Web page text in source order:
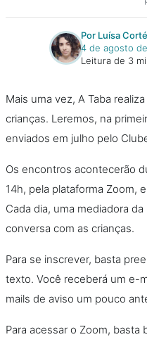
Por Luísa
4 de agosto
Leitura de 3
Mais uma vez, A Taba
crianças. Leremos, na
enviados em julho pelo
Os encontros acontecerão
14h, pela plataforma Zoom,
Cada dia, uma mediadora
conversa com as crianças.
Para se inscrever, basta
texto. Você receberá um e-
mails de aviso um pouco
Para acessar o Zoom, basta